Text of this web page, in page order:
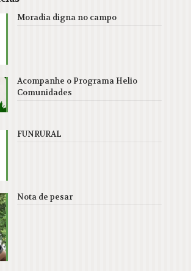
Moradia digna no campo
Acompanhe o Programa Helio
Comunidades
FUNRURAL
Nota de pesar